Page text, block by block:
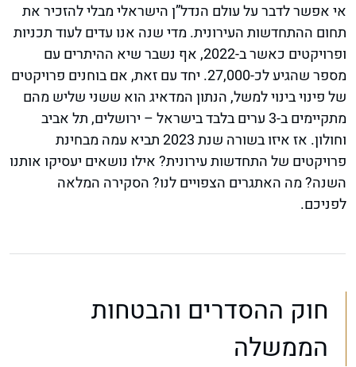
אי אפשר לדבר על עולם הנדל”ן הישראלי מבלי להזכיר את
תחום ההתחדשות העירונית. מדי שנה אנו עדים לעוד תכניות
ופרויקטים כאשר ב-2022, אף נשבר שיא ההיתרים עם
מספר שהגיע לכ-27,000. יחד עם זאת, אם בוחנים פרויקטים
של פינוי בינוי למשל, הנתון המדאיג הוא ששני שליש מהם
מתקיימים ב-3 ערים בלבד בישראל – ירושלים, תל אביב
וחולון. אז איזו בשורה שנת 2023 תביא עמה מבחינת
פרויקטים של התחדשות עירונית? אילו נושאים יעסיקו אותנו
השנה? מה האתגרים הצפויים לנו? הסקירה המלאה
לפניכם.
חוק ההסדרים והבטחות
הממשלה